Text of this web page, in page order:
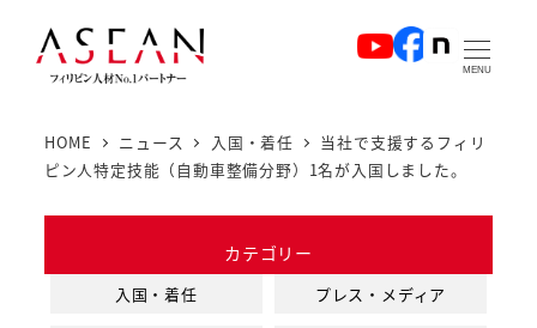
MENU
HOME ニュース 入国・着任
当社で支援するフィリ
ピン人特定技能（自動車整備分野）1名が入国しました。
カテゴリー
入国・着任 プレス・メディア